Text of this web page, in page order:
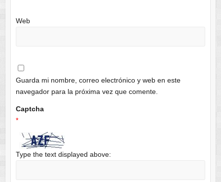
Web
Guarda mi nombre, correo electrónico y web en este
navegador para la próxima vez que comente.
Captcha
*
Type the text displayed above: